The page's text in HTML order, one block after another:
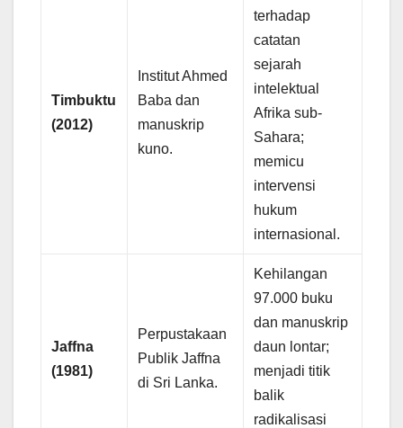
Timbuktu
(2012)
Institut Ahmed
Baba dan
manuskrip
kuno.
terhadap
catatan
sejarah
intelektual
Afrika sub-
Sahara;
memicu
intervensi
hukum
internasional.
Jaffna
(1981)
Perpustakaan
Publik Jaffna
di Sri Lanka.
Kehilangan
97.000 buku
dan manuskrip
daun lontar;
menjadi titik
balik
radikalisasi